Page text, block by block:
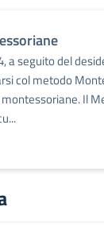
a seguito del
col metodo
Il